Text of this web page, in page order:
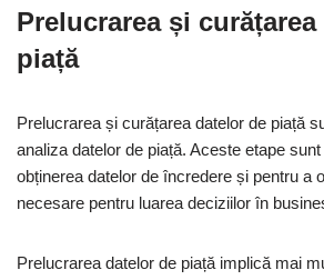
Prelucrarea și
piață
Prelucrarea și curățarea datelor de piață
analiza datelor de piață. Aceste etape
obținerea datelor de încredere și pentru a
necesare pentru luarea deciziilor în
Prelucrarea datelor de piață implică mai